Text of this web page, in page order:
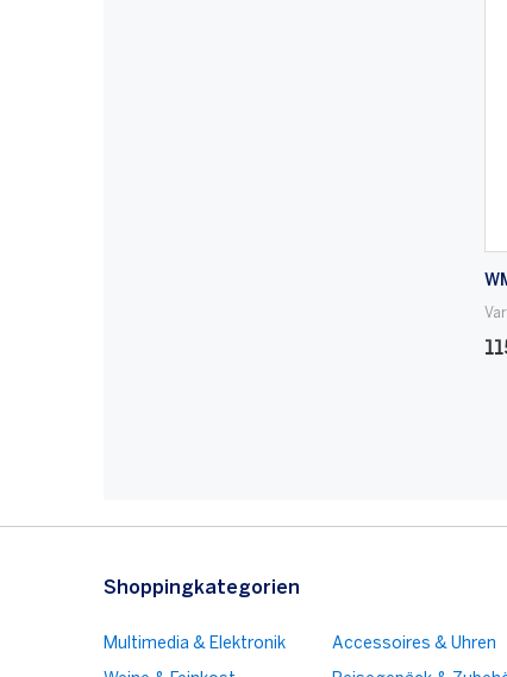
Shoppingkategorien
Multimedia & Elektronik Accessoires & Uhren